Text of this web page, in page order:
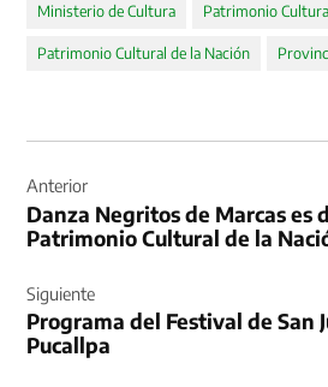
Ministerio de Cultura Patrimonio
Patrimonio Cultural de la Nación
de
entradas
Anterior
Danza Negritos de Marcas es
Patrimonio Cultural de la
Siguiente
Programa del Festival de San
Pucallpa